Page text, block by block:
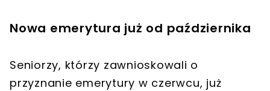
Nowa emerytura już od października
Seniorzy, którzy zawnioskowali o
przyznanie emerytury w czerwcu, już